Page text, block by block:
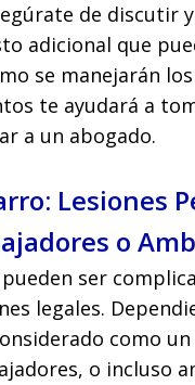
de discutir
adicional que
se manejarán
te ayudará a
a un abogado.
Lesiones
o
ser
legales.
como
o incluso